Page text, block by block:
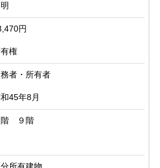
円
権
者・所有者
45年8月
階 ９階